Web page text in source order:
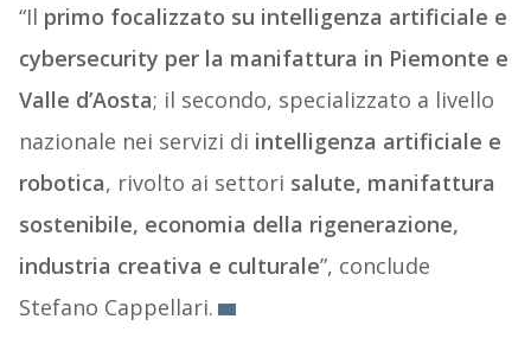
“Il primo focalizzato su intelligenza artificiale e
cybersecurity per la manifattura in Piemonte e
Valle d’Aosta; il secondo, specializzato a livello
nazionale nei servizi di intelligenza artificiale e
robotica, rivolto ai settori salute, manifattura
sostenibile, economia della rigenerazione,
industria creativa e culturale”, conclude
Stefano Cappellari.